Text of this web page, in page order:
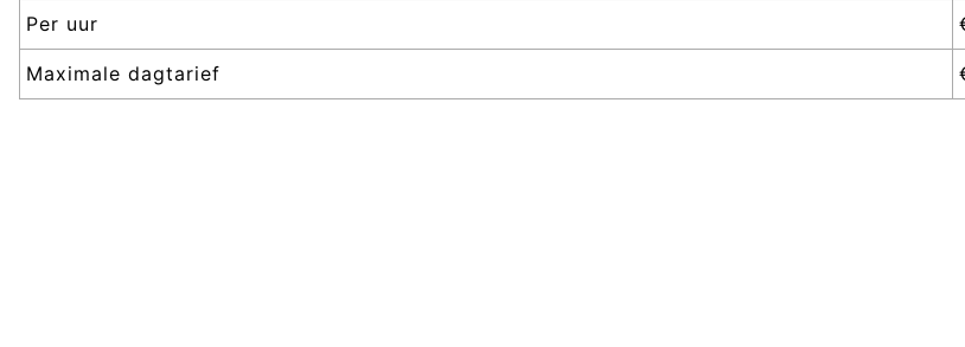
Per uur
Maximale dagtarief